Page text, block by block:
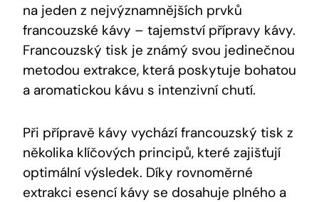
na jeden z nejvýznamnějších prvků
francouzské kávy – tajemství přípravy kávy.
Francouzský tisk je známý svou jedinečnou
metodou extrakce, která poskytuje bohatou
a aromatickou kávu s intenzivní chutí.
Při přípravě kávy vychází francouzský tisk z
několika klíčových principů, které zajišťují
optimální výsledek. Díky rovnoměrné
extrakci esencí kávy se dosahuje plného a